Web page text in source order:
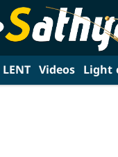
LENT Videos Light